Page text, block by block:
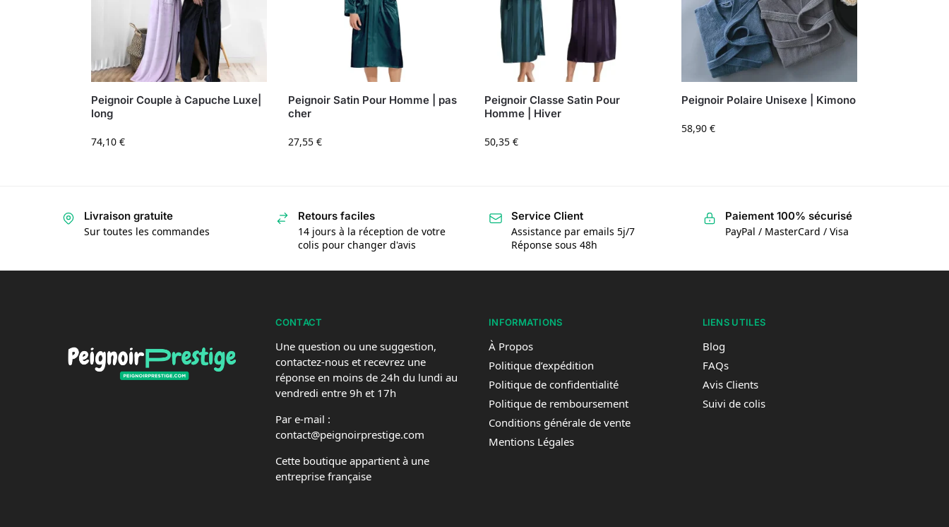
Peignoir Couple à Capuche Luxe|
long
74,10 €
Peignoir Satin Pour Homme | pas
cher
27,55 €
Peignoir Classe Satin Pour
Homme | Hiver
50,35€
Peignoir Polaire Unisexe | Kimono
58,90€
Livraison gratuite
Sur toutes les commandes
Retours faciles
14 jours à la réception de votre
colis pour changer d'avis
Service Client
Assistance par emails 5j/7
Réponse sous 48h
Paiement 100% sécurisé
PayPal / MasterCard / Visa
CONTACT
Une question ou une suggestion,
contactez-nous et recevrez une
réponse en moins de 24h du lundi au
vendredi entre 9h et 17h
Par e-mail :
contact@peignoirprestige.com
Cette boutique appartient à une
entreprise française
INFORMATIONS
À Propos
Politique d’expédition
Politique de confidentialité
Politique de remboursement
Conditions générale de vente
Mentions Légales
LIENS UTILES
Blog
FAQs
Avis Clients
Suivi de colis